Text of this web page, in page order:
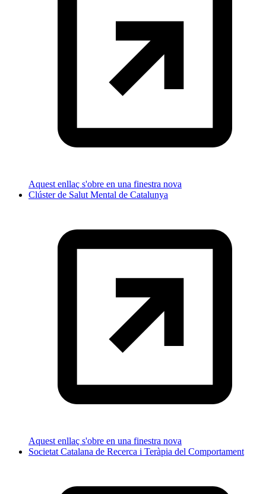
Aquest enllaç s'obre en una finestra nova
Clúster de Salut Mental de Catalunya
Aquest enllaç s'obre en una finestra nova
Societat Catalana de Recerca i Teràpia del Comportament